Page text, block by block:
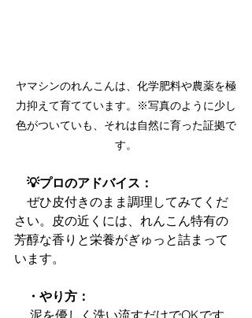
ヤマシンのれんこんは、化学肥料や農薬を極
力抑えて育てています。※写真のように少し
色がついていも、それは自然に育った証拠で
す。
💡プロのアドバイス：
ぜひ皮付きのまま調理してみてくだ
さい。皮の近くには、れんこん特有の
芳醇な香りと栄養がぎゅっと詰まって
います。
・やり方：